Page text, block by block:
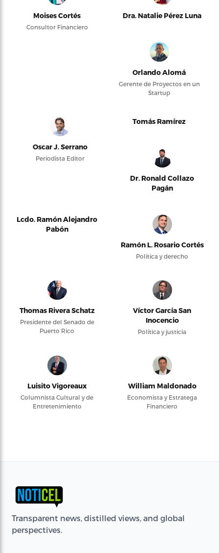
Moises Cortés
Consultor Financiero
Dra. Natalie Pérez Luna
Orlando Alomá
Gerente de Proyectos en un
Startup
Oscar J. Serrano
Periodista Editor
Tomás Ramírez
Dr. Ronald Collazo
Pagán
Lcdo. Ramón Alejandro
Pabón
Ramón L. Rosario Cortés
Política y derecho
Thomas Rivera Schatz
Presidente del Senado de
Puerto Rico
Víctor García San
Inocencio
Política y justicia
Luisito Vigoreaux
Columnista Cultural y de
Entretenimiento
William Maldonado
Economista y Estratega
Financiero
Transparent news, distilled views, and global
perspectives.